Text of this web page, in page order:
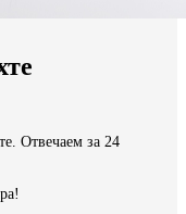
Отвечаем за 24